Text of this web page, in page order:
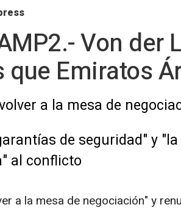
Von der
que Emiratos
a la mesa de
de seguridad" y
al conflicto
a la mesa de negociación" y